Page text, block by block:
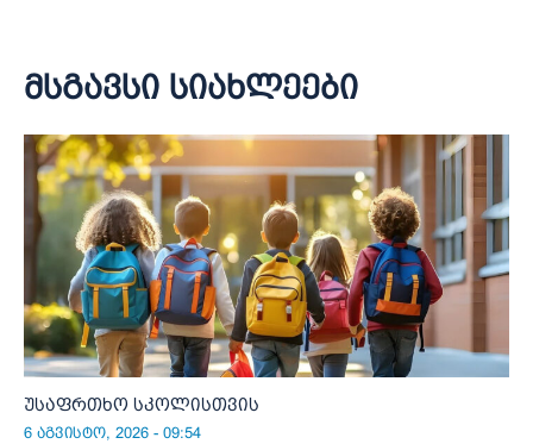
მსგავსი სიახლეები
უსაფრთხო სკოლისთვის
6 აგვისტო, 2026 - 09:54